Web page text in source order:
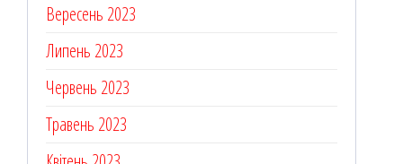
Вересень 2023
Липень 2023
Червень 2023
Травень 2023